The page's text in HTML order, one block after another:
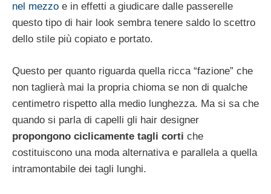
nel mezzo e in effetti a giudicare dalle passerelle
questo tipo di hair look sembra tenere saldo lo scettro
dello stile più copiato e portato.
Questo per quanto riguarda quella ricca “fazione” che
non taglierà mai la propria chioma se non di qualche
centimetro rispetto alla medio lunghezza. Ma si sa che
quando si parla di capelli gli hair designer
propongono ciclicamente tagli corti che
costituiscono una moda alternativa e parallela a quella
intramontabile dei tagli lunghi.